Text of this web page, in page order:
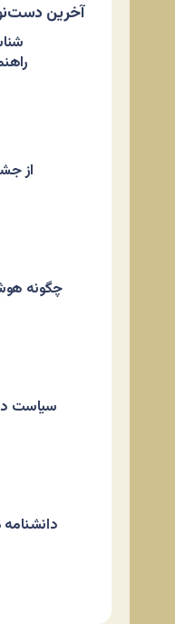
آخرین
از
چگونه
سیاست